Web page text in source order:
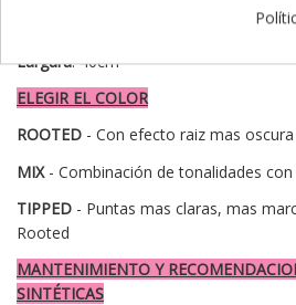
Largura: 40cm
ELEGIR EL COLOR
ROOTED - Con efecto raiz mas oscura
MIX - Combinación de tonalidades
TIPPED - Puntas mas claras, mas
Rooted
MANTENIMIENTO Y
SINTÉTICAS